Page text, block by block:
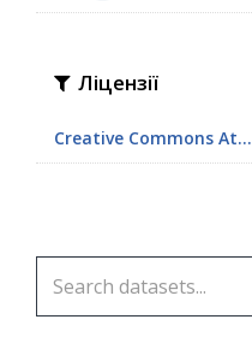
Ліцензії
Creative Commons At...